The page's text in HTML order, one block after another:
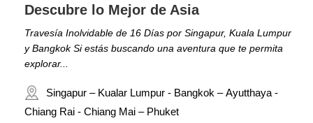
Descubre lo Mejor de Asia
Travesía Inolvidable de 16 Días por Singapur, Kuala Lumpur
y Bangkok Si estás buscando una aventura que te permita
explorar...
Singapur – Kualar Lumpur - Bangkok – Ayutthaya -
Chiang Rai - Chiang Mai – Phuket